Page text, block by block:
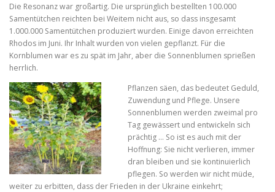
Die Resonanz war großartig. Die ursprünglich bestellten 100.000
Samentütchen reichten bei Weitem nicht aus, so dass insgesamt
1.000.000 Samentütchen produziert wurden. Einige davon erreichten
Rhodos im Juni. Ihr Inhalt wurden von vielen gepflanzt. Für die
Kornblumen war es zu spät im Jahr, aber die Sonnenblumen sprießen
herrlich.
Pflanzen säen, das bedeutet Geduld,
Zuwendung und Pflege. Unsere
Sonnenblumen werden zweimal pro
Tag gewässert und entwickeln sich
prächtig … So ist es auch mit der
Hoffnung: Sie nicht verlieren, immer
dran bleiben und sie kontinuierlich
pflegen. So werden wir nicht müde,
weiter zu erbitten, dass der Frieden in der Ukraine einkehrt;